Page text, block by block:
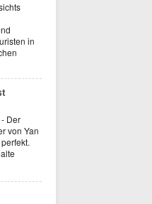
in
Der
von Yan